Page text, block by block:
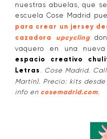
nuestras abuelas, que
escuela Cose Madrid
para crear un jersey
cazadora upcycling
vaquero en una
espacio creativo
Letras
Cose Madrid.
Martín). Precio: kits
info en cosemadrid.com